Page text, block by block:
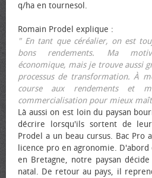
q/ha en tournesol.
Romain Prodel explique :
" En tant que céréalier, on est
bons rendements. Ma
économique, mais je trouve aussi
processus de transformation. À
course aux rendements et
commercialisation pour mieux
Là aussi on est loin du paysan
décrire lorsqu'ils sortent de
Prodel a un beau cursus. Bac Pro
licence pro en agronomie. D'abord
en Bretagne, notre paysan
natal. De retour au pays, il